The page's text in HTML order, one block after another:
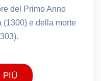
del Primo Anno
(1300) e della morte
PIÙ